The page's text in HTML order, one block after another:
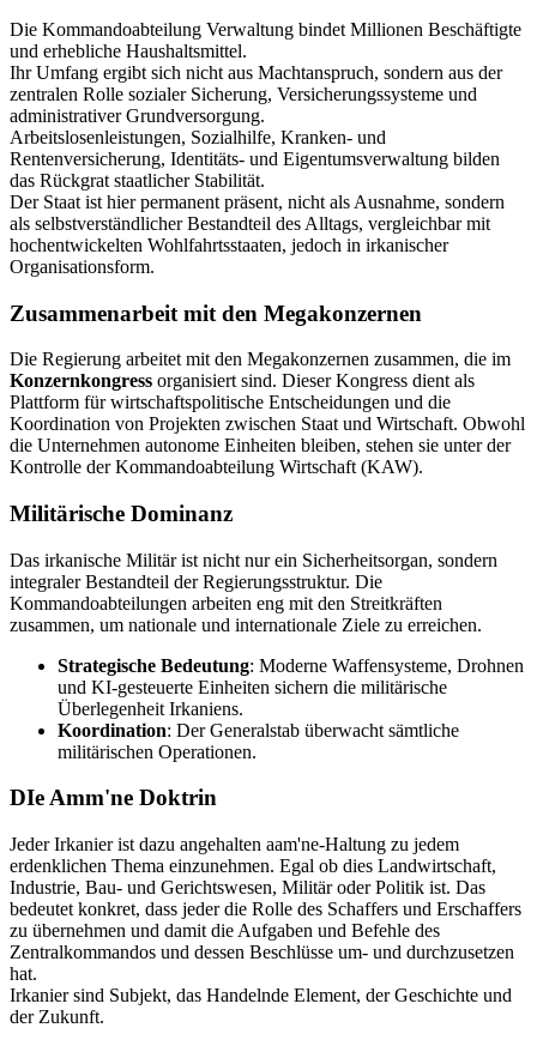
Die Kommandoabteilung Verwaltung bindet Millionen Beschäftigte
und erhebliche Haushaltsmittel.
Ihr Umfang ergibt sich nicht aus Machtanspruch, sondern aus der
zentralen Rolle sozialer Sicherung, Versicherungssysteme und
administrativer Grundversorgung.
Arbeitslosenleistungen, Sozialhilfe, Kranken- und
Rentenversicherung, Identitäts- und Eigentumsverwaltung bilden
das Rückgrat staatlicher Stabilität.
Der Staat ist hier permanent präsent, nicht als Ausnahme, sondern
als selbstverständlicher Bestandteil des Alltags, vergleichbar mit
hochentwickelten Wohlfahrtsstaaten, jedoch in irkanischer
Organisationsform.
Zusammenarbeit mit den Megakonzernen
Die Regierung arbeitet mit den Megakonzernen zusammen, die im
Konzernkongress organisiert sind. Dieser Kongress dient als
Plattform für wirtschaftspolitische Entscheidungen und die
Koordination von Projekten zwischen Staat und Wirtschaft. Obwohl
die Unternehmen autonome Einheiten bleiben, stehen sie unter der
Kontrolle der Kommandoabteilung Wirtschaft (KAW).
Militärische Dominanz
Das irkanische Militär ist nicht nur ein Sicherheitsorgan, sondern
integraler Bestandteil der Regierungsstruktur. Die
Kommandoabteilungen arbeiten eng mit den Streitkräften
zusammen, um nationale und internationale Ziele zu erreichen.
Strategische Bedeutung: Moderne Waffensysteme, Drohnen
und KI-gesteuerte Einheiten sichern die militärische
Überlegenheit Irkaniens.
Koordination: Der Generalstab überwacht sämtliche
militärischen Operationen.
DIe Amm'ne Doktrin
Jeder Irkanier ist dazu angehalten aam'ne-Haltung zu jedem
erdenklichen Thema einzunehmen. Egal ob dies Landwirtschaft,
Industrie, Bau- und Gerichtswesen, Militär oder Politik ist. Das
bedeutet konkret, dass jeder die Rolle des Schaffers und Erschaffers
zu übernehmen und damit die Aufgaben und Befehle des
Zentralkommandos und dessen Beschlüsse um- und durchzusetzen
hat.
Irkanier sind Subjekt, das Handelnde Element, der Geschichte und
der Zukunft.